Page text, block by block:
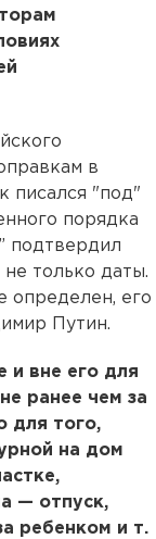
в
писался "под"
порядка
подтвердил
только даты.
определен, его
Путин.
и вне его для
ранее чем за
для того,
на дом
— отпуск,
ребенком и т.